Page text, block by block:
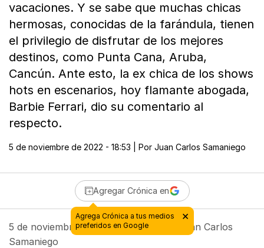
vacaciones. Y se sabe que muchas chicas
hermosas, conocidas de la farándula, tienen
el privilegio de disfrutar de los mejores
destinos, como Punta Cana, Aruba,
Cancún. Ante esto, la ex chica de los shows
hots en escenarios, hoy flamante abogada,
Barbie Ferrari, dio su comentario al
respecto.
5 de noviembre de 2022 - 18:53 | Por Juan Carlos Samaniego
Agregar Crónica en
5 de noviembre de 2022 - 18:53
Juan Carlos
Samaniego